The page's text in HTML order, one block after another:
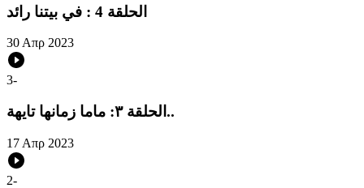
الحلقة 4 : في بيتنا رائد
30 Απρ 2023
3-
الحلقة ٣: ماما زمانها تايهة..
17 Απρ 2023
2-